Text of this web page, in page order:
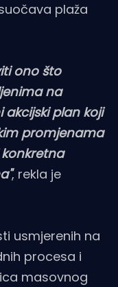
plaža
ono što
na
akcijski plan koji
promjenama
, rekla je
usmjerenih na
procesa i
masovnog